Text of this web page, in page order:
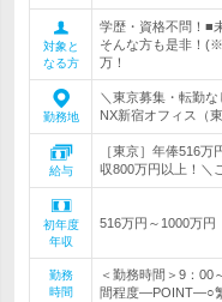
対象と
なる方
学歴・資格不問！■
そんな方も是非！
万！
勤務地
＼東京募集・転勤な
NX新宿オフィス（
給与
［東京］年俸516
収800万円以上！＼
初年度
年収
516万円～1000万円
勤務
時間
＜勤務時間＞9：00
間程度―POINT―○